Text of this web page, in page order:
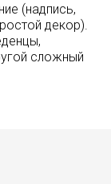
(надпись,
декор).
сложный